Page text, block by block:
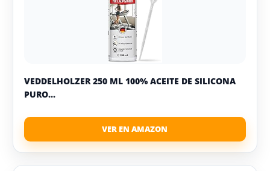
VEDDELHOLZER 250 ML 100% ACEITE DE SILICONA
PURO...